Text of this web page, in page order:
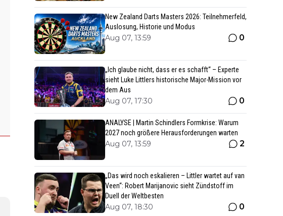
New Zealand Darts Masters 2026: Teilnehmerfeld,
Auslosung, Historie und Modus
Aug 07, 13:59 0
„Ich glaube nicht, dass er es schafft“ – Experte
sieht Luke Littlers historische Major-Mission vor
dem Aus
Aug 07, 17:30 0
ANALYSE | Martin Schindlers Formkrise: Warum
2027 noch größere Herausforderungen warten
Aug 07, 13:59 2
„Das wird noch eskalieren – Littler wartet auf van
Veen“: Robert Marijanovic sieht Zündstoff im
Duell der Weltbesten
Aug 07, 18:30 0